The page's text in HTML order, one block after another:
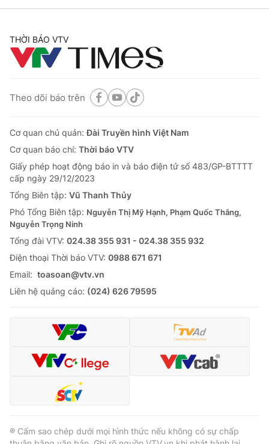
Emagazine Podcast
Photo
VTV Sức khoẻ Bất động sản
Thị trường 24h
VTV4 Vươn mình bằng AI
VTV9 VTV8
Liên hệ tòa soạn English
Cơ quan chủ quản:Đài Truyền hình Việt Nam
THỜI BÁO VTV
Theo dõi báo trên
Cơ quan chủ quản:Đài Truyền hình Việt Nam
Cơ quan báo chí: Thời báo VTV
Giấy phép hoạt động báo in và báo điện tử số 483/GP-BTTTT
cấp ngày 29/12/2023
Tổng Biên tập: Vũ Thanh Thủy
Phó Tổng Biên tập: Nguyễn Thị Mỹ Hạnh, Phạm Quốc Thắng,
Nguyễn Trọng Ninh
Tổng đài VTV: 024.38 355 931 - 024.38 355 932
Ðiện thoại Thời báo VTV: 0988 671 671
Email: toasoan@vtv.vn
Liên hệ quảng cáo: (024) 626 79595
® Cấm sao chép dưới mọi hình thức nếu không có sự chấp